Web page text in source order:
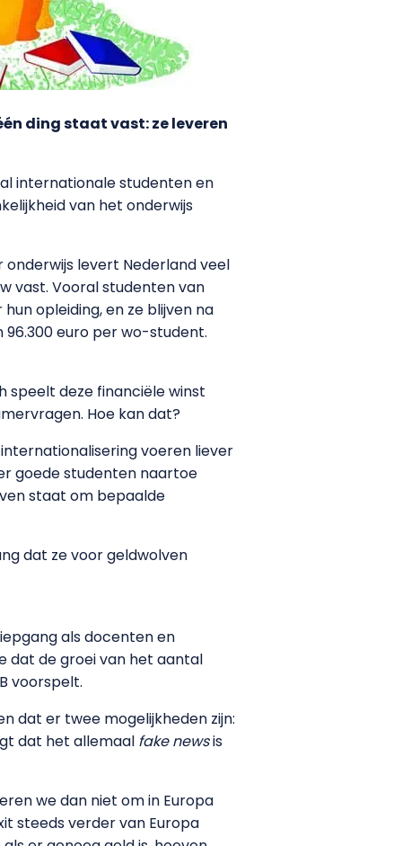
ding staat vast: ze leveren
internationale studenten en
van het onderwijs
levert Nederland veel
vast. Vooral studenten van
opleiding, en ze blijven na
euro per wo-student.
speelt deze financiële winst
Hoe kan dat?
voeren liever
goede studenten naartoe
staat om bepaalde
dat ze voor geldwolven
als docenten en
dat de groei van het aantal
voorspelt.
dat er twee mogelijkheden zijn:
dat het allemaal fake newsis
we dan niet om in Europa
steeds verder van Europa